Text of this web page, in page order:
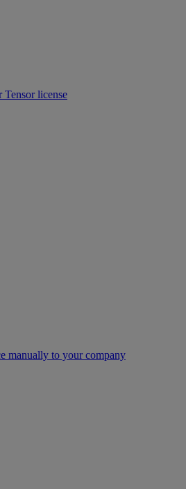
license
manually to your company